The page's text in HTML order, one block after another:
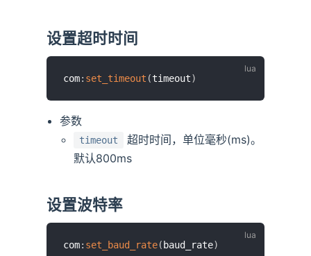
设置超时时间
com: set_timeout (timeout)
参数
timeout
超时时间，单位毫秒(ms)。
默认800ms
设置波特率
com: set_baud_rate( baud_rate)